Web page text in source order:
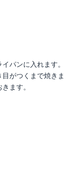
パンに入れます。
がつくまで焼きま
ます。